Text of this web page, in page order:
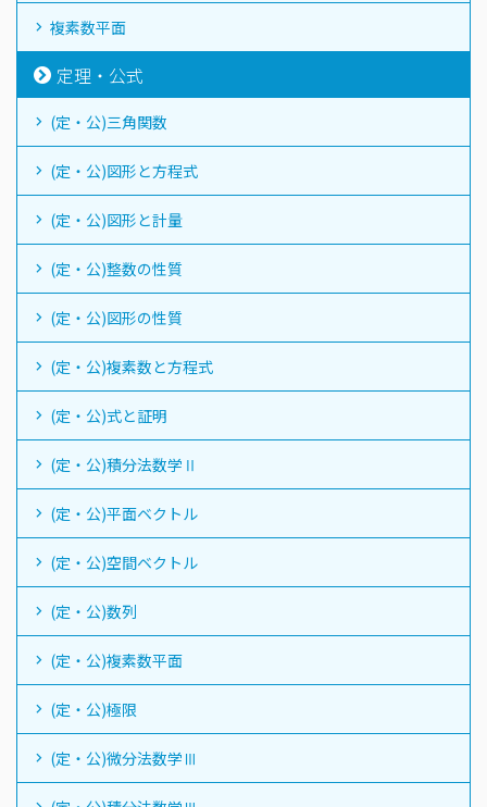
複素数平面
定理・公式
(定・公)三角関数
(定・公)図形と方程式
(定・公)図形と計量
(定・公)整数の性質
(定・公)図形の性質
(定・公)複素数と方程式
(定・公)式と証明
(定・公)積分法数学Ⅱ
(定・公)平面ベクトル
(定・公)空間ベクトル
(定・公)数列
(定・公)複素数平面
(定・公)極限
(定・公)微分法数学Ⅲ